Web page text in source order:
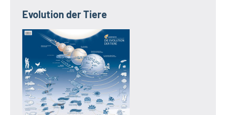
Evolution der Tiere